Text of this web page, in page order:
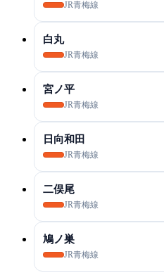
JR青梅線
白丸
JR青梅線
宮ノ平
JR青梅線
日向和田
JR青梅線
二俣尾
JR青梅線
鳩ノ巣
JR青梅線